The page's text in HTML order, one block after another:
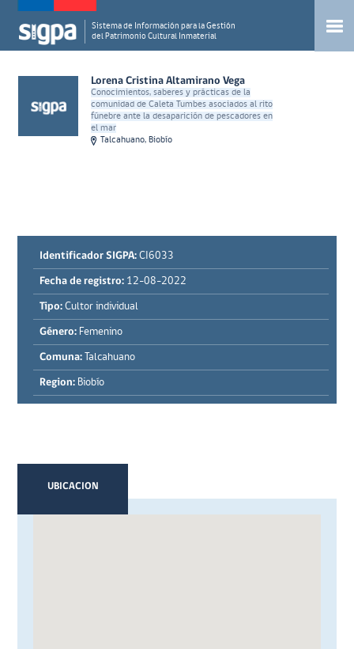
Sistema de Información para la Gestión
del Patrimonio Cultural Inmaterial
Lorena Cristina Altamirano Vega
Conocimientos, saberes y prácticas de la
comunidad de Caleta Tumbes asociados al rito
fúnebre ante la desaparición de pescadores en
el mar
Talcahuano, Biobío
Identificador SIGPA: CI6033
Fecha de registro: 12-08-2022
Tipo: Cultor individual
Género: Femenino
Comuna: Talcahuano
Region: Biobío
UBICACION